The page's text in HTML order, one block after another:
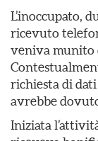
L’inoccupato,
ricevuto
veniva munito
richiesta di
avrebbe
Iniziata